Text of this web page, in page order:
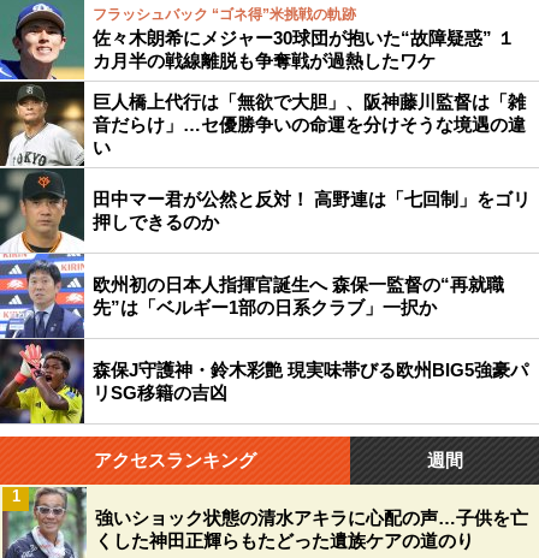
フラッシュバック “ゴネ得”米挑戦の軌跡
佐々木朗希にメジャー30球団が抱いた“故障疑惑” １
カ月半の戦線離脱も争奪戦が過熱したワケ
巨人橋上代行は「無欲で大胆」、阪神藤川監督は「雑
音だらけ」…セ優勝争いの命運を分けそうな境遇の違
い
田中マー君が公然と反対！ 高野連は「七回制」をゴリ
押しできるのか
欧州初の日本人指揮官誕生へ 森保一監督の“再就職
先”は「ベルギー1部の日系クラブ」一択か
森保J守護神・鈴木彩艶 現実味帯びる欧州BIG5強豪パ
リSG移籍の吉凶
アクセスランキング 週間
強いショック状態の清水アキラに心配の声…子供を亡
くした神田正輝らもたどった遺族ケアの道のり
1